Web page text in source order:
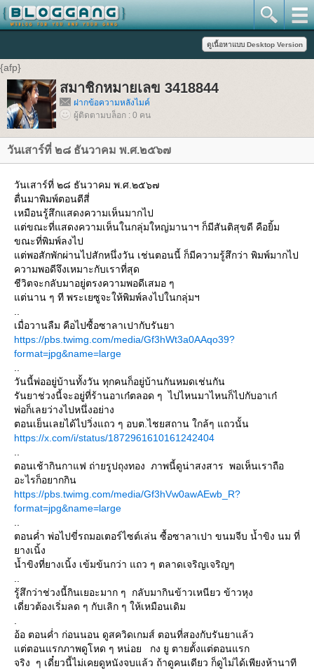
{afp}
สมาชิกหมายเลข 3418844
ฝากข้อความหลังไมค์
ผู้ติดตามบล็อก : 0 คน
วันเสาร์ที่ ๒๘ ธันวาคม พ.ศ.๒๕๖๗
วันเสาร์ที่ ๒๘ ธันวาคม พ.ศ.๒๕๖๗
ตื่นมาพิมพ์ตอนตีสี่
เหมือนรู้สึกแสดงความเห็นมากไป
แต่ขณะที่แสดงความเห็นในกลุ่มใหญ่มานาฯ ก็มีสันติสุขดี คือยิ้ม
ขณะที่พิมพ์ลงไป
แต่พอสักพักผ่านไปสักหนึ่งวัน เช่นตอนนี้ ก็มีความรู้สึกว่า พิมพ์มากไป
ความพอดีจึงเหมาะกับเราที่สุด
ชีวิตจะกลับมาอยู่ตรงความพอดีเสมอ ๆ
แต่นาน ๆ ที พระเยซูจะให้พิมพ์ลงไปในกลุ่มฯ
เมื่อวานลืม คือไปซื้อซาลาเปากับรันยา
https://pbs.twimg.com/media/Gf3hWt3a0AAqo39?
format=jpg&name=large
วันนี้พ่ออยู่บ้านทั้งวัน ทุกคนก็อยู่บ้านกันหมดเช่นกัน
รันยาช่วงนี้จะอยู่ที่ร้านอาเก๋ตลอด ๆ ไปไหนมาไหนก็ไปกับอาเก๋
พ่อก็เลยว่างไปหนึ่งอย่าง
ตอนเย็นเลยได้ไปวิ่งแถว ๆ อบต.ไชยสถาน ใกล้ๆ แถวนั้น
https://x.com/i/status/1872961610161242404
ตอนเช้ากินกาแฟ ถ่ายรูปถุงทอง ภาพนี้ดูน่าสงสาร พอเห็นเราถือ
อะไรก็อยากกิน
https://pbs.twimg.com/media/Gf3hVw0awAEwb_R?
format=jpg&name=large
ตอนค่ำ พ่อไปขี่รถมอเตอร์ไซต์เล่น ซื้อซาลาเปา ขนมจีบ น้ำขิง นม ที่
ยางเนิ้ง
น้ำขิงที่ยางเนิ้ง เข้มข้นกว่า แถว ๆ ตลาดเจริญเจริญๆ
รู้สึกว่าช่วงนี้กินเยอะมาก ๆ กลับมากินข้าวเหนียว ข้าวหุง
เดี่ยวต้องเริ่มลด ๆ กับเลิก ๆ ให้เหมือนเดิม
อ้อ ตอนค่ำ ก่อนนอน ดูสควิดเกมส์ ตอนที่สองกับรันยาแล้ว
แต่ตอนแรกภาพดูโหด ๆ หน่อย กง ยู ตายตั้งแต่ตอนแรก
จริง ๆ เดี๋ยวนี้ไม่เคยดูหนังจบแล้ว ถ้าดูคนเดียว ก็ดูไม่ได้เพียงห้านาที